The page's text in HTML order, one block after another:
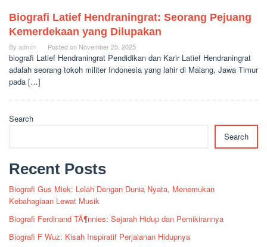
Biografi Latief Hendraningrat: Seorang Pejuang
Kemerdekaan yang Dilupakan
By admin Posted on November 25, 2025
biografi Latief Hendraningrat Pendidikan dan Karir Latief Hendraningrat
adalah seorang tokoh militer Indonesia yang lahir di Malang, Jawa Timur
pada […]
Search
Search
Recent Posts
Biografi Gus Miek: Lelah Dengan Dunia Nyata, Menemukan
Kebahagiaan Lewat Musik
Biografi Ferdinand TÃ¶nnies: Sejarah Hidup dan Pemikirannya
Biografi F Wuz: Kisah Inspiratif Perjalanan Hidupnya